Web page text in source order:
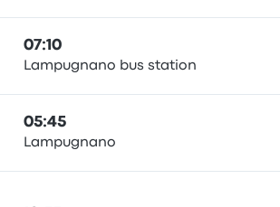
07:10
Lampugnano bus station
05:45
Lampugnano